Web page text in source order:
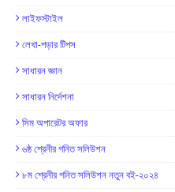
লাইফস্টাইল
লেখা-পড়ার টিপস
সাধারন জ্ঞান
সাধারন নির্দেশনা
সিম অপারেটর অফার
৬ষ্ঠ শ্রেনীর গনিত সলিউশন
৮ম শ্রেনীর গনিত সলিউশন নতুন বই-২০২৪